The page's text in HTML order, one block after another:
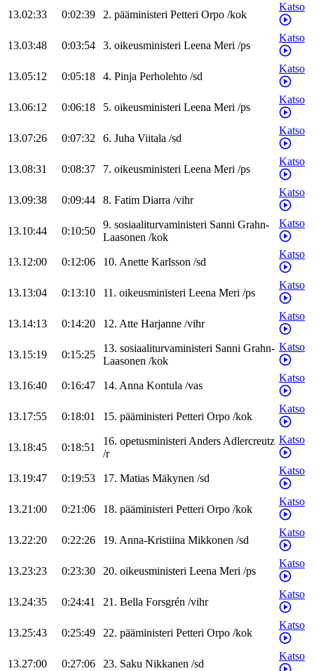
13.02:33 0:02:39 2. pääministeri Petteri Orpo /kok
Katso
13.03:48 0:03:54 3. oikeusministeri Leena Meri /ps
Katso
13.05:12 0:05:18 4. Pinja Perholehto /sd
Katso
13.06:12 0:06:18 5. oikeusministeri Leena Meri /ps
Katso
13.07:26 0:07:32 6. Juha Viitala /sd
Katso
13.08:31 0:08:37 7. oikeusministeri Leena Meri /ps
Katso
13.09:38 0:09:44 8. Fatim Diarra /vihr
Katso
13.10:44 0:10:50
9. sosiaaliturvaministeri Sanni Grahn-
Laasonen /kok
Katso
13.12:00 0:12:06 10. Anette Karlsson /sd
Katso
13.13:04 0:13:10 11. oikeusministeri Leena Meri /ps
Katso
13.14:13 0:14:20 12. Atte Harjanne /vihr
Katso
13.15:19 0:15:25
13. sosiaaliturvaministeri Sanni Grahn-
Laasonen /kok
Katso
13.16:40 0:16:47 14. Anna Kontula /vas
Katso
13.17:55 0:18:01 15. pääministeri Petteri Orpo /kok
Katso
13.18:45 0:18:51
16. opetusministeriAndersAdlercreutz
/r
Katso
13.19:47 0:19:53 17. Matias Mäkynen /sd
Katso
13.21:00 0:21:06 18. pääministeri Petteri Orpo /kok
Katso
13.22:20 0:22:26 19. Anna-Kristiina Mikkonen /sd
Katso
13.23:23 0:23:30 20. oikeusministeri Leena Meri /ps
Katso
13.24:35 0:24:41 21. Bella Forsgrén /vihr
Katso
13.25:43 0:25:49 22. pääministeri Petteri Orpo /kok
Katso
13.27:00 0:27:06 23. Saku Nikkanen /sd
Katso